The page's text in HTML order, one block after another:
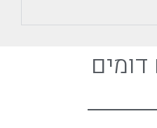
דומים